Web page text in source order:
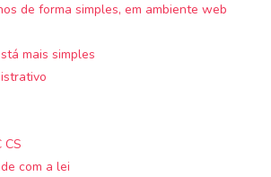
de forma simples, em ambiente web
mais simples
CS
com a lei